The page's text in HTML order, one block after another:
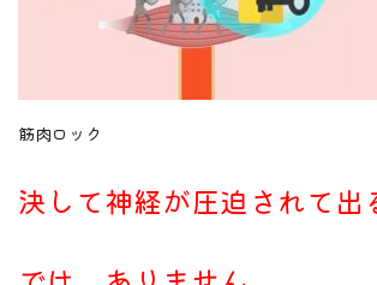
筋肉ロック
決して神経が圧迫されて出